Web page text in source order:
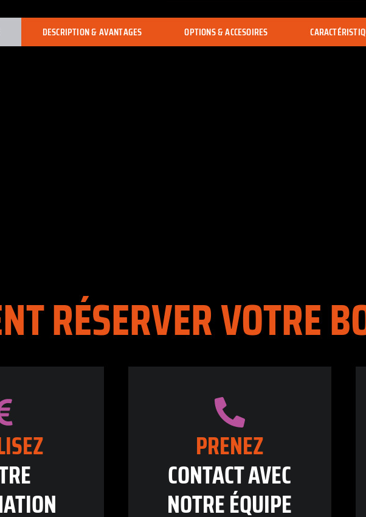
DESCRIPTION & AVANTAGES OPTIONS & ACCESOIRES
RÉSERVER VOTRE
PRENEZ
CONTACT AVEC
NOTRE ÉQUIPE